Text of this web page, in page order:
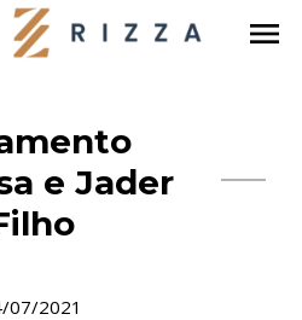
menu
e Jader
07/2021